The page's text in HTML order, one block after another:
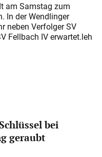
am Samstag zum
In der Wendlinger
neben Verfolger SV
Fellbach IV erwartet.leh
bei
geraubt